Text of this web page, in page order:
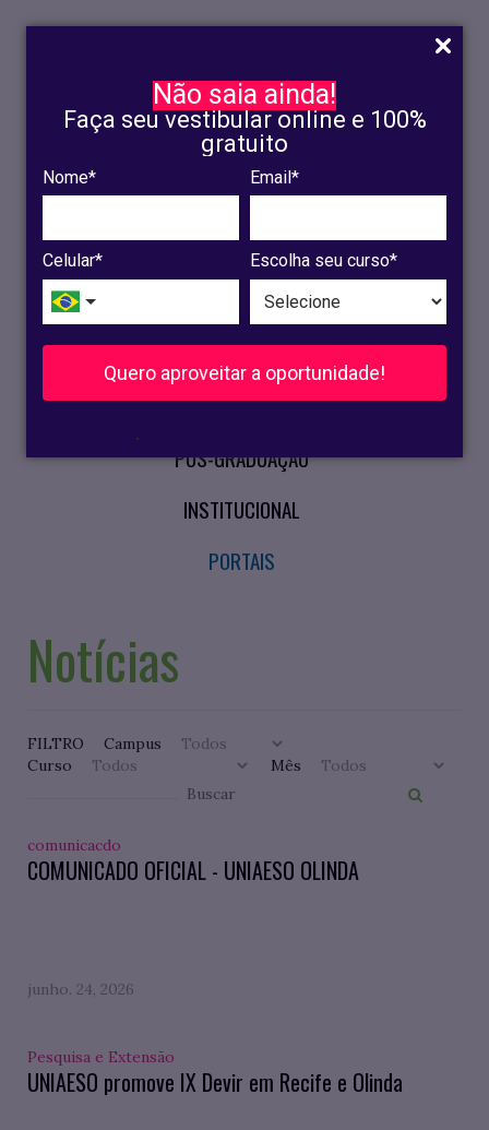
Não saia ainda!
Faça seu vestibular online e 100%
gratuito
Nome* Email*
Celular* Escolha seu curso*
Quero aproveitar a oportunidade!
.
INSCRIÇÃO
OLINDA
RECIFE
VESTIBULAR
CURSOS PRESENCIAIS
PÓS-GRADUAÇÃO
INSTITUCIONAL
PORTAIS
Notícias
FILTRO
Campus
Curso
Mês
comunicacdo
COMUNICADO OFICIAL - UNIAESO OLINDA
junho. 24, 2026
Pesquisa e Extensão
UNIAESO promove IX Devir em Recife e Olinda